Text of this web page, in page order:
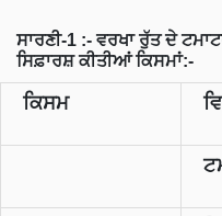
ਸਾਰਣੀ-1 :- ਵਰਖਾ ਰੁੱਤ ਦੇ
ਸਿਫ਼ਾਰਸ਼ ਕੀਤੀਆਂ ਕਿਸਮਾਂ:-
ਕਿਸਮ